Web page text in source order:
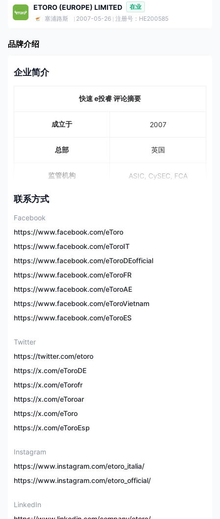
ETORO (EUROPE) LIMITED
在业
塞浦路斯
2007-05-26 注册号：HE200585
品牌介绍
企业简介
快速 e投睿 评论摘要
成立于 2007
总部 英国
监管机构 ASIC, CySEC, FCA
可交易资产
模拟账户
元）
最低存款
交易费用
从1点（EUR/USD）起，
非交易费用
交易平台
MetaTrader 4
复制/社交交易
联系方式
Facebook
https://www.facebook.com/eToro
https://www.facebook.com/eToroIT
https://www.facebook.com/eToroDEofficial
https://www.facebook.com/eToroFR
https://www.facebook.com/eToroAE
https://www.facebook.com/eToroVietnam
https://www.facebook.com/eToroES
Twitter
https://twitter.com/etoro
https://x.com/eToroDE
https://x.com/eTorofr
https://x.com/eToroar
https://x.com/eToro
https://x.com/eToroEsp
Instagram
https://www.instagram.com/etoro_italia/
https://www.instagram.com/etoro_official/
LinkedIn